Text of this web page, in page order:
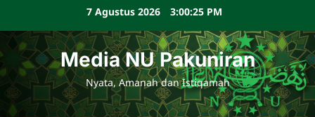
content
7 Agustus 2026 3:00:26 PM
Media NU Pakuniran
Nyata, Amanah dan Istiqamah